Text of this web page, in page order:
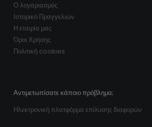
Ο λογαριασμός
Ιστορικό Πραγγελιών
Η εταιρία μας
Όροι Χρήσης
Πολιτική cookies
Αντιμετωπίσατε κάποιο πρόβλημα;
Ηλεκτρονική πλατφόρμα επίλυσης διαφορών